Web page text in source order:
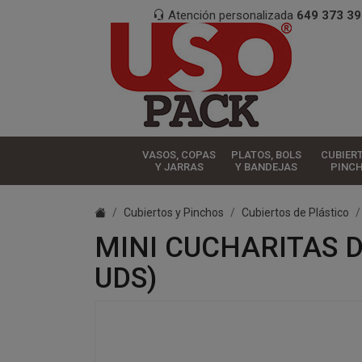
Atención personalizada 649 373
VASOS, COPAS
Y JARRAS
PLATOS, BOLS
Y BANDEJAS
Cubiertos y Pinchos Cubiertos de Plástico
MINI CUCHARITAS
UDS)